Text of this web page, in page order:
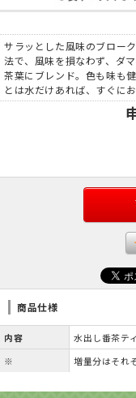
サラッとした風味のブロー
法で、風味を損なわず、ダ
茶葉にブレンド。色も味も
とは水だけあれば、すぐに
商品仕様
内容
水出し番茶テ
※
増量分はそれ